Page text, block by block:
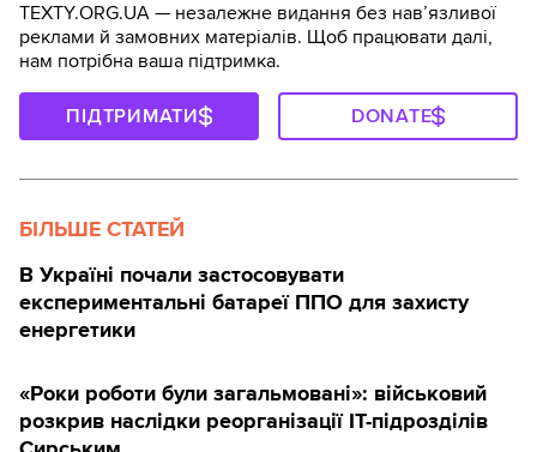
TEXTY.ORG.UA — незалежне видання без навʼязливої
реклами й замовних матеріалів. Щоб працювати далі,
нам потрібна ваша підтримка.
ПІДТРИМАТИ DONATE
БІЛЬШЕ СТАТЕЙ
В Україні почали застосовувати
експериментальні батареї ППО для захисту
енергетики
«Роки роботи були загальмовані»: військовий
розкрив наслідки реорганізації IT-підрозділів